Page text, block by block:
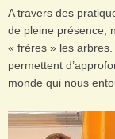
A travers des
de pleine présence,
« frères » les
permettent
monde qui nous